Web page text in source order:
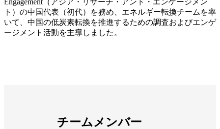
ト）の中国代表（初代）を務め、エネルギー転換チームを率
いて、中国の低炭素転換を推進するための調査およびエンゲ
ージメント活動を主導しました。
チームメンバー